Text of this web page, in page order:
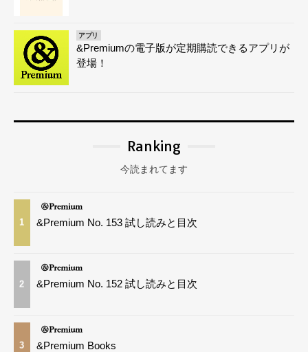
アプリ
&Premiumの電子版が定期購読できるアプリが
登場！
Ranking
今読まれてます
1 &Premium No. 153 試し読みと目次
2 &Premium No. 152 試し読みと目次
3 &Premium Books